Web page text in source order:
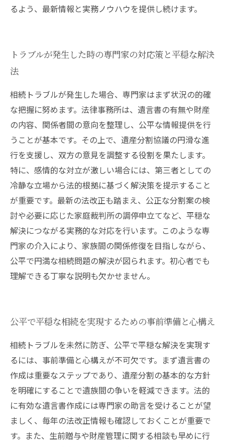
るよう、最新情報と実務ノウハウを提供し続けます。
トラブルが発生した時の専門家の対応策と平穏な解決
法
相続トラブルが発生した場合、専門家はまず状況の的確
な把握に努めます。法律事務所は、遺言書の有無や財産
の内容、関係者間の意向を整理し、公平な情報提供を行
うことが基本です。その上で、遺産分割協議の円滑な進
行を支援し、双方の意見を調整する役割を果たします。
特に、感情的な対立が激しい場合には、第三者としての
冷静な立場から法的根拠に基づく解決策を提示すること
が重要です。最新の法改正も踏まえ、公正な分割案の検
討や必要に応じた家庭裁判所の調停申立てなど、平穏な
解決につながる実務的な対応を行います。このような専
門家の介入により、家族間の関係修復を目指しながら、
公平で円満な相続問題の解決が図られます。初心者でも
理解できる丁寧な説明も欠かせません。
公平で平穏な相続を実現するための事前準備と心構え
相続トラブルを未然に防ぎ、公平で平穏な解決を実現す
るには、事前準備と心構えが不可欠です。まず遺言書の
作成は重要なステップであり、遺産分割の基本的な方針
を明確にすることで遺族間の争いを軽減できます。法的
に有効な遺言書作成には専門家の助言を受けることが望
ましく、毎年の法改正情報も確認しておくことが重要で
す。また、生前贈与や財産管理に関する相談も早めに行